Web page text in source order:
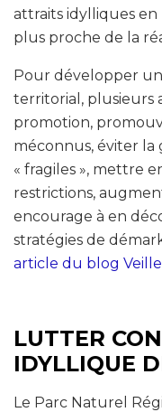
attraits idylliques
plus proche de la
Pour développer
territorial, plusieurs
promotion,
méconnus, éviter la
« fragiles », mettre
restrictions,
encourage à en
stratégies de
article du blog
LUTTER
IDYLLIQUE
Le Parc Naturel